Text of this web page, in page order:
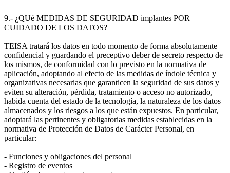
9.- ¿QUé MEDIDAS DE SEGURIDAD implantes POR
CUIDADO DE LOS DATOS?
TEISA tratará los datos en todo momento de forma absolutamente
confidencial y guardando el preceptivo deber de secreto respecto de
los mismos, de conformidad con lo previsto en la normativa de
aplicación, adoptando al efecto de las medidas de índole técnica y
organizativas necesarias que garanticen la seguridad de sus datos y
eviten su alteración, pérdida, tratamiento o acceso no autorizado,
habida cuenta del estado de la tecnología, la naturaleza de los datos
almacenados y los riesgos a los que están expuestos. En particular,
adoptará las pertinentes y obligatorias medidas establecidas en la
normativa de Protección de Datos de Carácter Personal, en
particular:
- Funciones y obligaciones del personal
- Registro de eventos